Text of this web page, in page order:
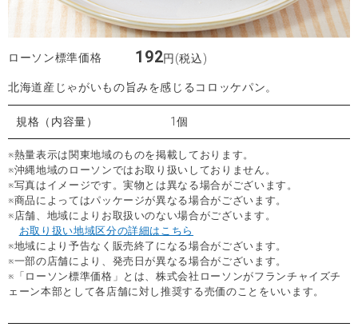
ローソン標準価格 192円(税込)
北海道産じゃがいもの旨みを感じるコロッケパン。
規格（内容量） 1個
※熱量表示は関東地域のものを掲載しております。
※沖縄地域のローソンではお取り扱いしておりません。
※写真はイメージです。実物とは異なる場合がございます。
※商品によってはパッケージが異なる場合がございます。
※店舗、地域によりお取扱いのない場合がございます。
お取り扱い地域区分の詳細はこちら
※地域により予告なく販売終了になる場合がございます。
※一部の店舗により、発売日が異なる場合がございます。
※「ローソン標準価格」とは、株式会社ローソンがフランチャイズチ
ェーン本部として各店舗に対し推奨する売価のことをいいます。